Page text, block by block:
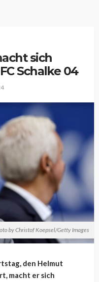
sich
Schalke 04
by Christof Koepsel/Getty Images
den Helmut
macht er sich